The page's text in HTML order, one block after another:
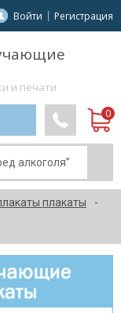
Войти Регистрация
и печати
плакаты